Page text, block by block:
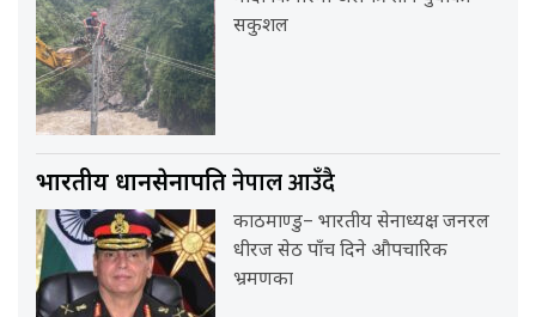
सकुशल
भारतीय प्रधानसेनापतिनेपाल आउँदै
काठमाण्डु– भारतीय सेनाध्यक्ष जनरल
धीरज सेठ पाँच दिने औपचारिक
भ्रमणका